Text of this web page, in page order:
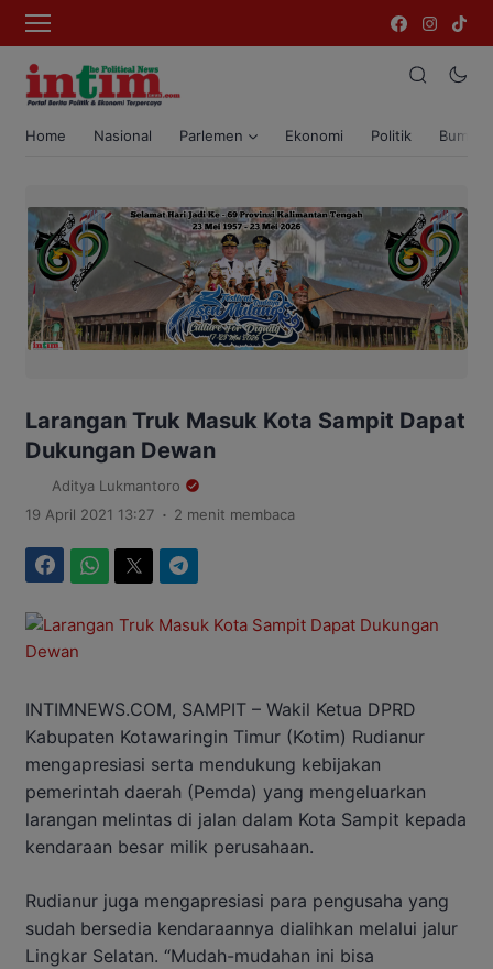
Home Nasional Parlemen Ekonomi Politik Bumi
Larangan Truk Masuk Kota Sampit Dapat
Dukungan Dewan
Aditya Lukmantoro
19 April 2021 13:27 . 2 menit membaca
INTIMNEWS.COM, SAMPIT – Wakil Ketua DPRD
Kabupaten Kotawaringin Timur (Kotim) Rudianur
mengapresiasi serta mendukung kebijakan
pemerintah daerah (Pemda) yang mengeluarkan
larangan melintas di jalan dalam Kota Sampit kepada
kendaraan besar milik perusahaan.
Rudianur juga mengapresiasi para pengusaha yang
sudah bersedia kendaraannya dialihkan melalui jalur
Lingkar Selatan. “Mudah-mudahan ini bisa